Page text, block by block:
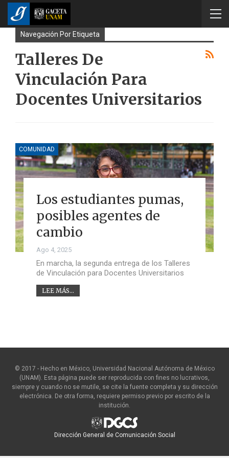
Navegación Por Etiqueta
Talleres De
Vinculación Para
Docentes Universitarios
COMUNIDAD
Los estudiantes pumas,
posibles agentes de
cambio
Ago 4, 2025
En marcha, la segunda entrega de los Talleres
de Vinculación para Docentes Universitarios
LEE MÁS...
© 2017 - Hecho en México, Universidad Nacional Autónoma de México
(UNAM). Esta página puede ser reproducida con fines no lucrativos,
siempre y cuando no se mutile, se cite la fuente completa y su dirección
electrónica. De otra forma, requiere permiso previo por escrito de la
institución.
Dirección General de Comunicación Social